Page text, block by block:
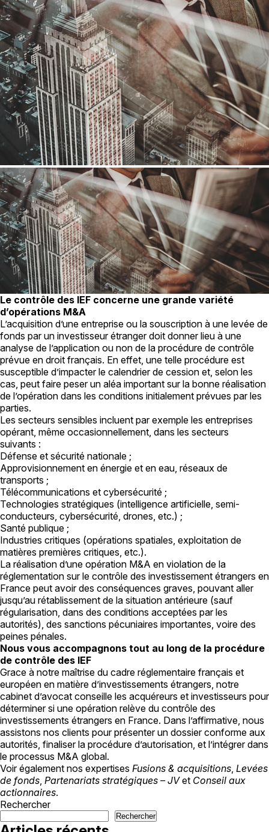
Le contrôle des IEF concerne une grande variété
d’opérations M&A
L’acquisition d’une entreprise ou la souscription à une levée de
fonds par un investisseur étranger doit donner lieu à une
analyse de l’application ou non de la procédure de contrôle
prévue en droit français. En effet, une telle procédure est
susceptible d’impacter le calendrier de cession et, selon les
cas, peut faire peser un aléa important sur la bonne réalisation
de l’opération dans les conditions initialement prévues par les
parties.
Les secteurs sensibles incluent par exemple les entreprises
opérant, même occasionnellement, dans les secteurs
suivants :
Défense et sécurité nationale ;
Approvisionnement en énergie et en eau, réseaux de
transports ;
Télécommunications et cybersécurité ;
Technologies stratégiques (intelligence artificielle, semi-
conducteurs, cybersécurité, drones, etc.) ;
Santé publique ;
Industries critiques (opérations spatiales, exploitation de
matières premières critiques, etc.).
La réalisation d’une opération M&A en violation de la
réglementation sur le contrôle des investissement étrangers en
France peut avoir des conséquences graves, pouvant aller
jusqu’au rétablissement de la situation antérieure (sauf
régularisation, dans des conditions acceptées par les
autorités), des sanctions pécuniaires importantes, voire des
peines pénales.
Nous vous accompagnons tout au long de la procédure
de contrôle des IEF
Grace à notre maîtrise du cadre réglementaire français et
européen en matière d’investissements étrangers, notre
cabinet d’avocat conseille les acquéreurs et investisseurs pour
déterminer si une opération relève du contrôle des
investissements étrangers en France. Dans l’affirmative, nous
assistons nos clients pour présenter un dossier conforme aux
autorités, finaliser la procédure d’autorisation, et l’intégrer dans
le processus M&A global.
Voir également nos expertises Fusions & acquisitions, Levées
de fonds, Partenariats stratégiques – JVet Conseil aux
actionnaires.
Rechercher
Rechercher